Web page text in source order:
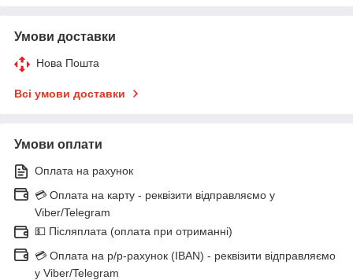
Умови доставки
Нова Пошта
Всі умови доставки
Умови оплати
Оплата на рахунок
💳 Оплата на карту - реквізити відправляємо у
Viber/Telegram
💵 Післяплата (оплата при отриманні)
💳 Оплата на р/р-рахунок (IBAN) - реквізити відправляємо
у Viber/Telegram